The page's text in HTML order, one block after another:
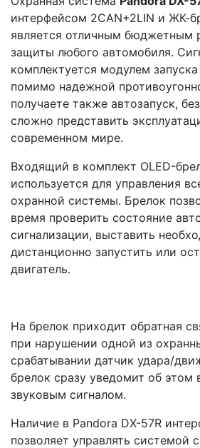
интерфейсом 2CAN+2LIN и ЖК-
является отличным бюджетным
защиты любого автомобиля.
комплектуется модулем
помимо надежной
получаете также автозапуск,
сложно представить
современном мире.
Входящий в комплект OLED-
используется для управления
охранной системы. Брелок
время проверить состояние
сигнализации, выставить
дистанционно запустить или
двигатель.
На брелок приходит обратная
при нарушении одной из
срабатывании датчик удара/
брелок сразу уведомит об этом
звуковым сигналом.
Наличие в Pandora DX-57R
позволяет управлять системой